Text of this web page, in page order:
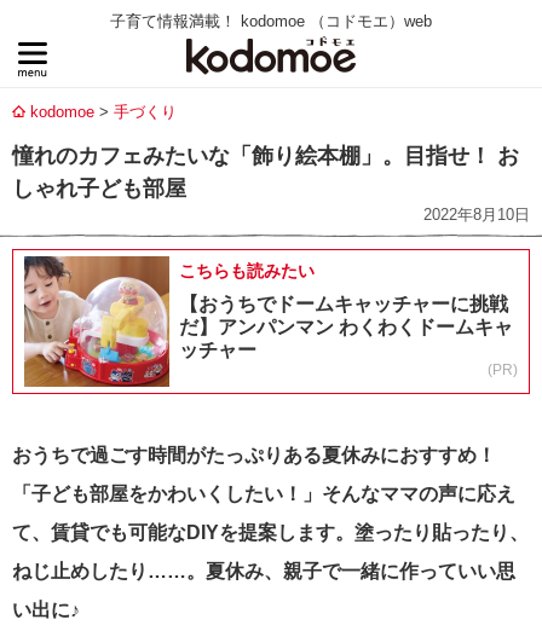
子育て情報満載！ kodomoe （コドモエ）web
kodomoe 手づくり
憧れのカフェみたいな「飾り絵本棚」。目指せ！ お
しゃれ子ども部屋
2022年8月10日
こちらも読みたい
【おうちでドームキャッチャーに挑戦
だ】アンパンマン わくわくドームキャ
ッチャー
(PR)
おうちで過ごす時間がたっぷりある夏休みにおすすめ！
「子ども部屋をかわいくしたい！」そんなママの声に応え
て、賃貸でも可能なDIYを提案します。塗ったり貼ったり、
ねじ止めしたり……。夏休み、親子で一緒に作っていい思
い出に♪